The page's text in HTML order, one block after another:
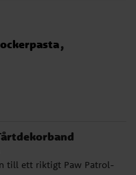
till ett riktigt Paw Patrol-